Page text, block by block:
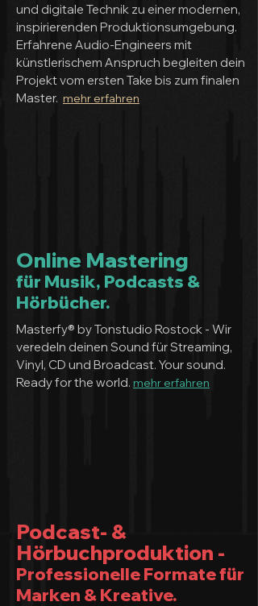
und digitale Technik zu einer modernen,
inspirierenden Produktionsumgebung.
Erfahrene Audio-Engineers mit
künstlerischem Anspruch begleiten dein
Projekt vom ersten Take bis zum finalen
Master. mehr erfahren
Online Mastering
für Musik, Podcasts &
Hörbücher.
Masterfy® by Tonstudio Rostock - Wir
veredeln deinen Sound für Streaming,
Vinyl, CD und Broadcast. Your sound.
Ready for the world. mehr erfahren
Podcast- &
Hörbuchproduktion -
Professionelle Formate für
Marken & Kreative.